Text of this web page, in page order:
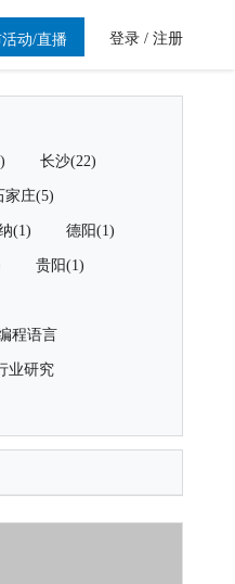
活动/直播 登录 / 注册
长沙(22)
家庄(5)
(1) 德阳(1)
贵阳(1)
程语言
业研究